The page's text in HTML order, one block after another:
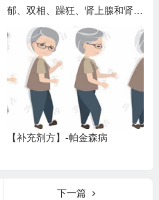
郁、双相、躁狂、肾上腺和肾上
腺素、多动症（一）
【补充剂方】-帕金森病
下一篇